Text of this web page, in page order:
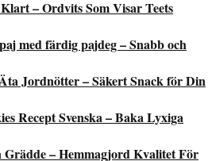
– Ordvits Som Visar Teets
med färdig pajdeg – Snabb och
Jordnötter – Säkert Snack för Din
Recept Svenska – Baka Lyxiga
– Hemmagjord Kvalitet För